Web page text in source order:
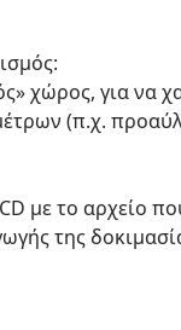
χώρος, για να
(π.χ.
με το αρχείο
της